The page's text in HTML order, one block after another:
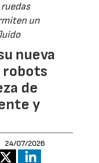
un
nueva
robots
de
y
24/07/2026